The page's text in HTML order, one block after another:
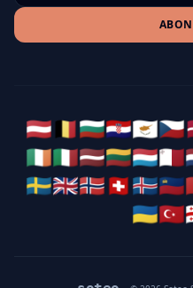
🇦🇹🇧🇪🇧🇬🇭🇷🇨🇾🇨🇿
🇮🇪🇮🇹🇱🇻🇱🇹🇱🇺🇲🇹
🇸🇪🇬🇧🇳🇴🇨🇭🇮🇸🇱🇮
🇺🇦🇹🇷